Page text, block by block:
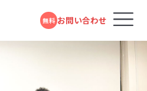
無料 お問い合わせ
ースについて